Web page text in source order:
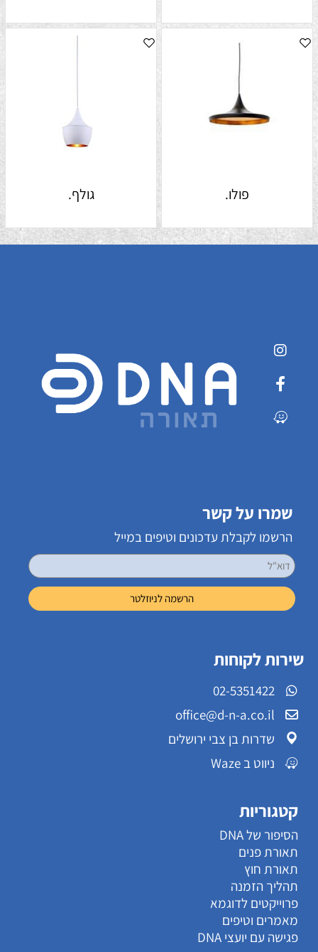
פולו. גולף.
שמרו על קשר
הרשמו לקבלת עדכונים וטיפים במייל
שירות לקוחות
02-5351422
office@d-n-a.co.il
שדרות בן צבי ירושלים
ניווט ב Waze
קטגוריות
הסיפור של DNA
תאורת פנים
תאורת חוץ
תהליך הזמנה
פרוייקטים לדוגמא
מאמרים וטיפים
פגישה עם יועצי DNA